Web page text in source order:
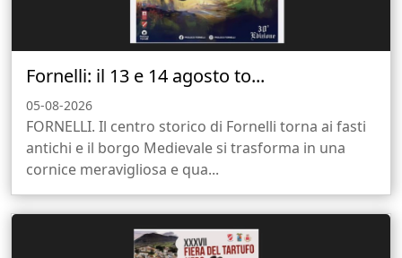
Fornelli: il 13 e 14 agosto to...
05-08-2026
FORNELLI. Il centro storico di Fornelli torna ai fasti
antichi e il borgo Medievale si trasforma in una
cornice meravigliosa e qua...